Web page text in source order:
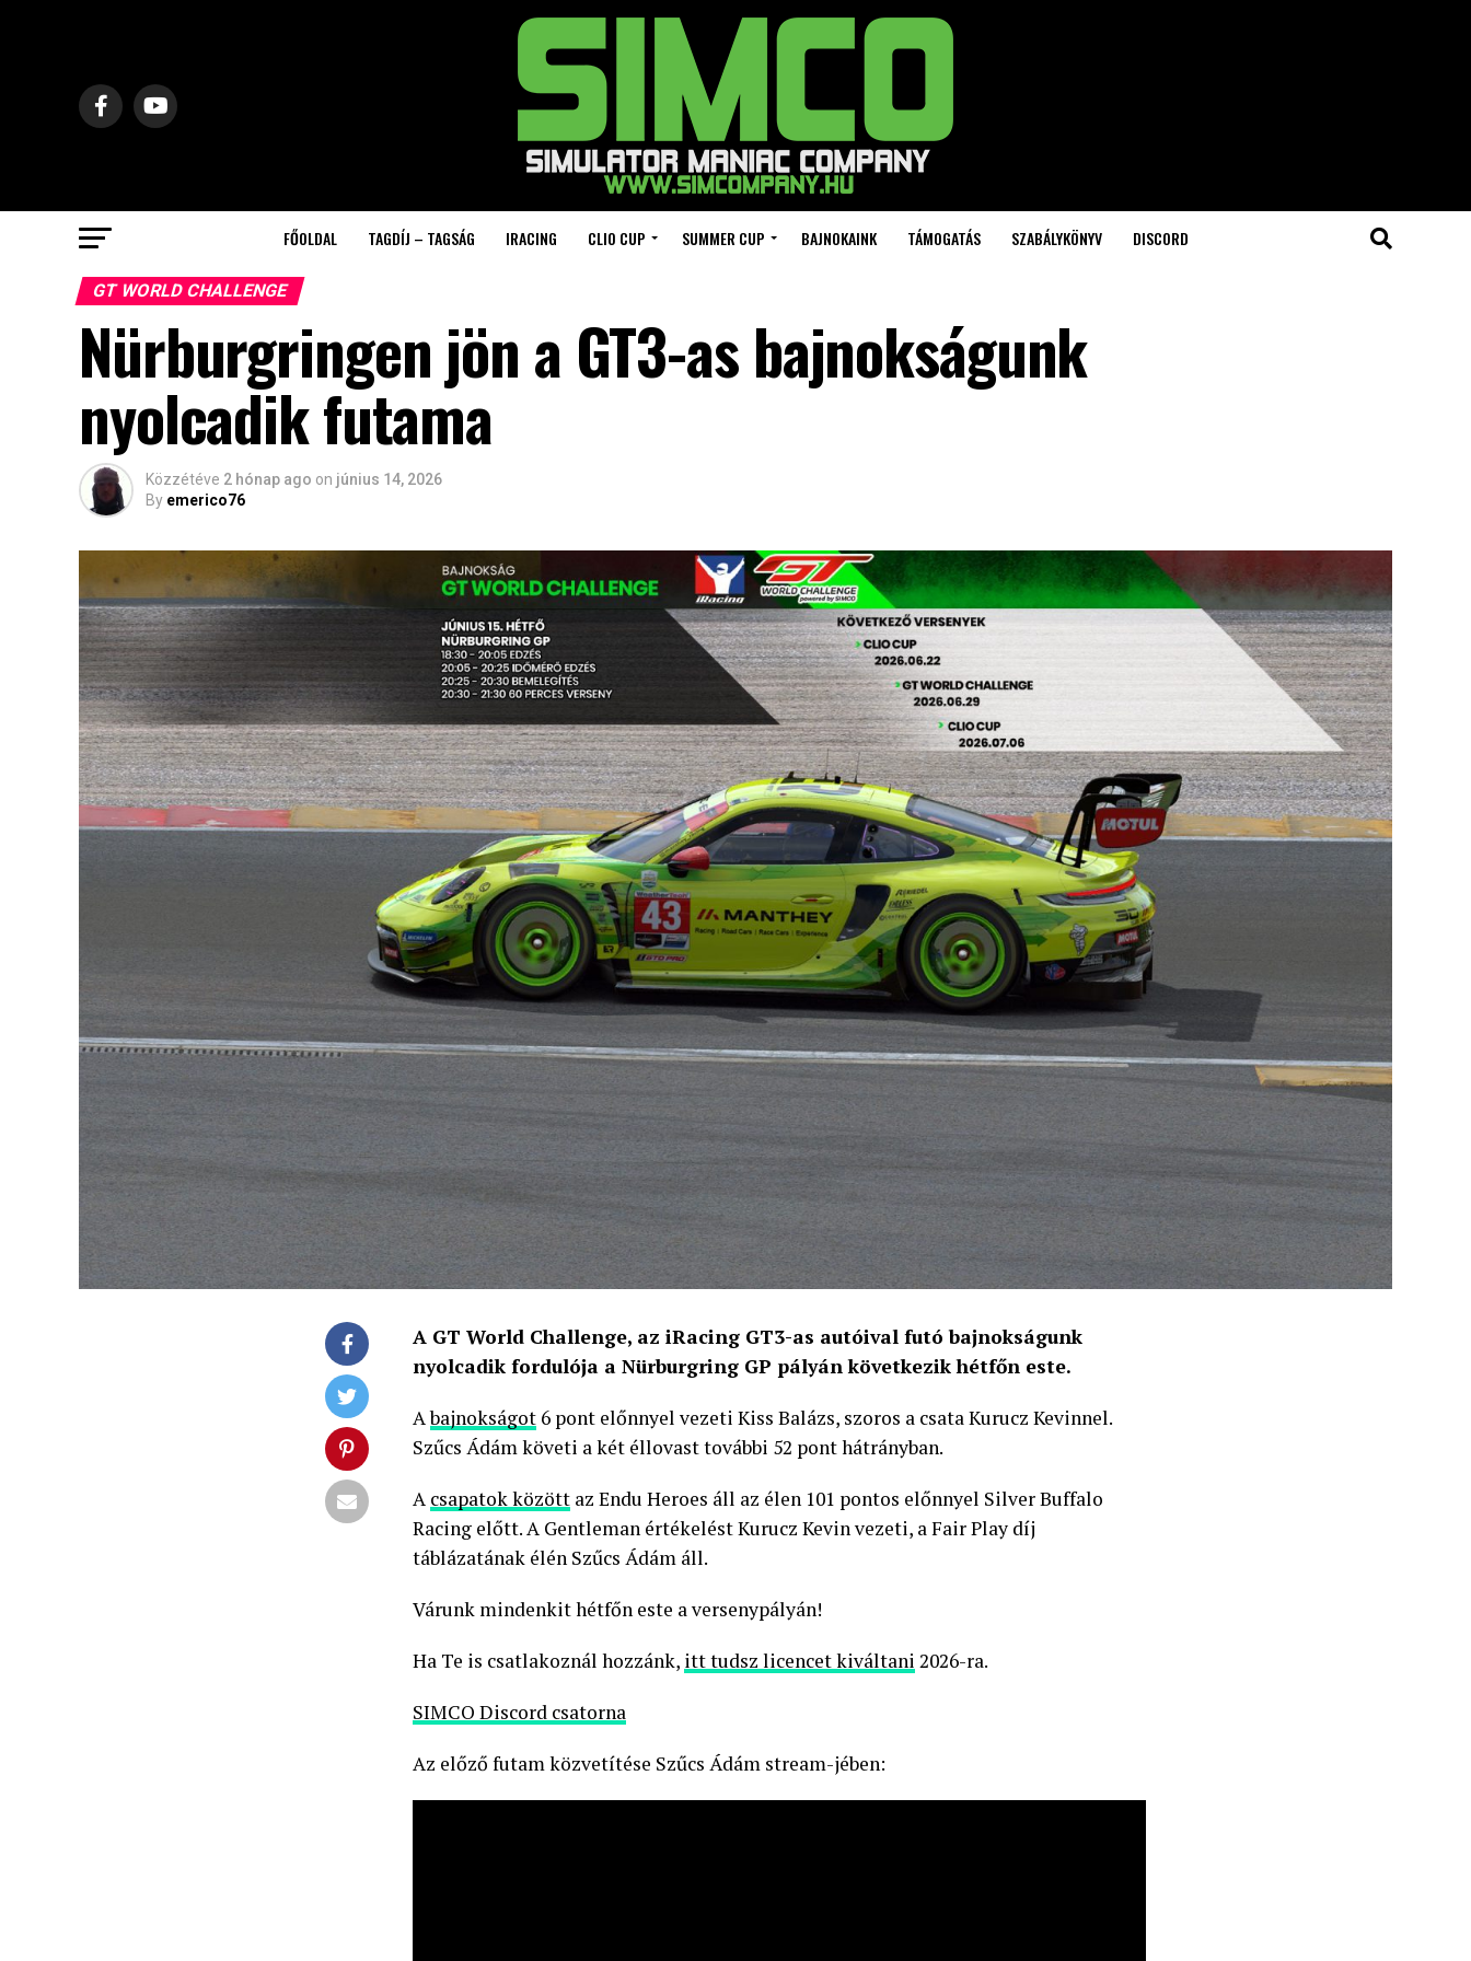
FŐOLDAL TAGDÍJ – TAGSÁG IRACING CLIO CUP SUMMER CUP BAJNOKAINK TÁMOGATÁS SZABÁLYKÖNYV DISCORD
GT WORLD CHALLENGE
Nürburgringen jön a GT3-as bajnokságunk
nyolcadik futama
Közzétéve 2 hónap ago on június 14, 2026
By emerico76
A GT World Challenge, az iRacing GT3-as autóival futó bajnokságunk
nyolcadik fordulója a Nürburgring GP pályán következik hétfőn este.
Abajnokságot 6 pont előnnyel vezeti Kiss Balázs, szoros a csata Kurucz Kevinnel.
Szűcs Ádám követi a két éllovast további 52 pont hátrányban.
A csapatok között az Endu Heroes áll az élen 101 pontos előnnyel Silver Buffalo
Racing előtt. A Gentleman értékelést Kurucz Kevin vezeti, a Fair Play díj
táblázatának élén Szűcs Ádám áll.
Várunk mindenkit hétfőn este a versenypályán!
Ha Te is csatlakoznál hozzánk, itt tudsz licencet kiváltani 2026-ra.
SIMCO Discord csatorna
Az előző futam közvetítése Szűcs Ádám stream-jében: